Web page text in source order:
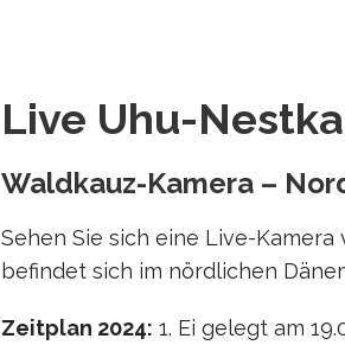
Live Uhu-
Waldkauz-Kamera –
Sehen Sie sich eine Live-Kamera
befindet sich im nördlichen
Zeitplan 2024: 1. Ei gelegt am